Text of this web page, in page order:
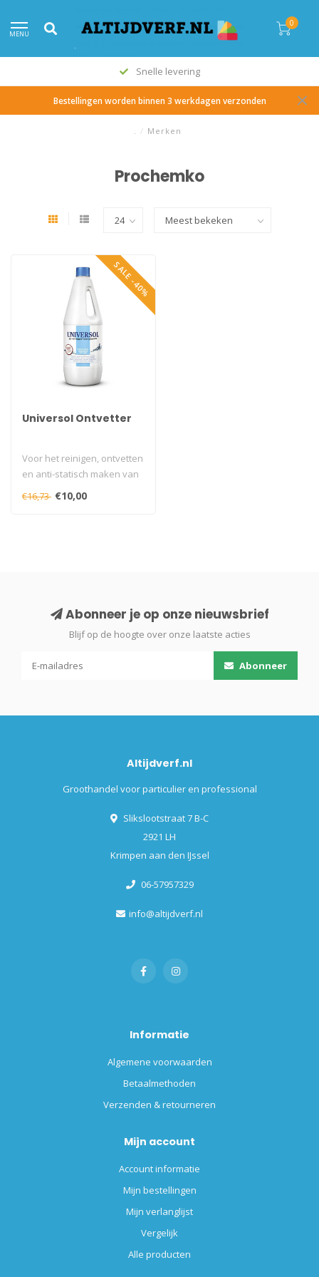
MENU
0
Snelle levering
Bestellingen worden binnen 3 werkdagen verzonden
. / Merken
Prochemko
SALE -40%
Universol Ontvetter
Voor het reinigen, ontvetten
en anti-statisch maken van
te verven oppervlakken...
€16,73 €10,00
Abonneer je op onze nieuwsbrief
Blijf op de hoogte over onze laatste acties
Abonneer
Altijdverf.nl
Groothandel voor particulier en professional
Slikslootstraat 7 B-C
2921 LH
Krimpen aan den IJssel
06-57957329
info@altijdverf.nl
Informatie
Algemene voorwaarden
Betaalmethoden
Verzenden & retourneren
Mijn account
Account informatie
Mijn bestellingen
Mijn verlanglijst
Vergelijk
Alle producten